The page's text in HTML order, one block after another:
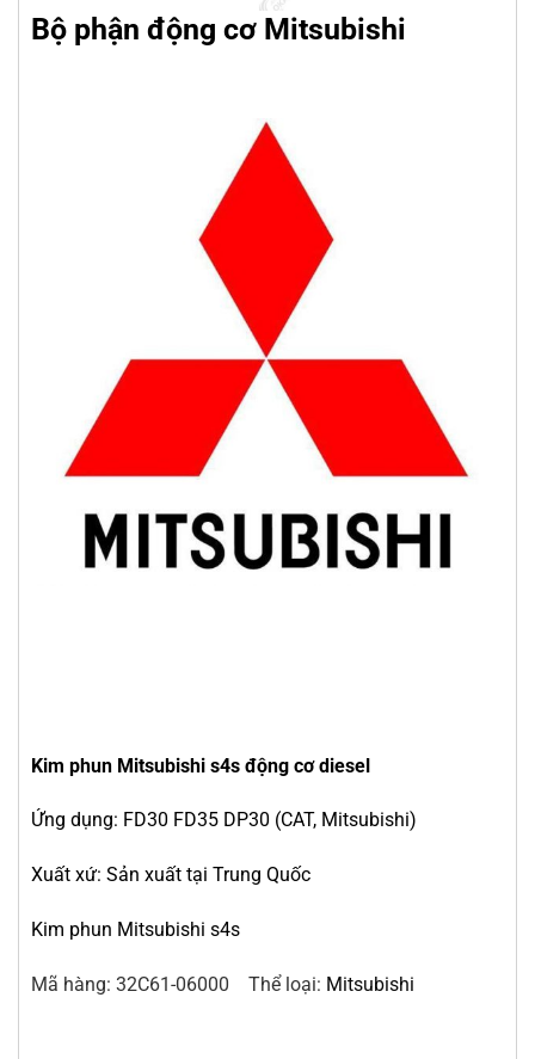
Bộ phận động cơ Mitsubishi
Kim phun Mitsubishi s4s động cơ diesel
Ứng dụng: FD30 FD35 DP30 (CAT, Mitsubishi)
Xuất xứ: Sản xuất tại Trung Quốc
Kim phun Mitsubishi s4s
Mã hàng: 32C61-06000 Thể loại: Mitsubishi